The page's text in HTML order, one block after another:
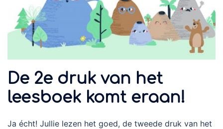
De 2e druk van het
leesboek komt eraan!
Ja écht! Jullie lezen het goed, de tweede druk van het